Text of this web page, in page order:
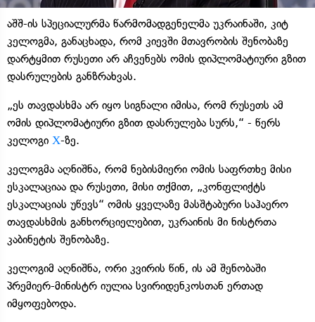
აშშ-ის სპეციალურმა წარმომადგენელმა უკრაინაში, კიტ
კელოგმა, განაცხადა, რომ კიევში მთავრობის შენობაზე
დარტყმით რუსეთი არ აჩვენებს ომის დიპლომატიური გზით
დასრულების განზრახვას.
„ეს თავდასხმა არ იყო სიგნალი იმისა, რომ რუსეთს ამ
ომის დიპლომატიური გზით დასრულება სურს,“ - წერს
კელოგი Х-ზე.
კელოგმა აღნიშნა, რომ ნებისმიერი ომის საფრთხე მისი
ესკალაციაა და რუსეთი, მისი თქმით, „კონფლიქტს
ესკალაციას უწევს“ ომის ყველაზე მასშტაბური საჰაერო
თავდასხმის განხორციელებით, უკრაინის მი ნისტრთა
კაბინეტის შენობაზე.
კელოგიმ აღნიშნა, ორი კვირის წინ, ის ამ შენობაში
პრემიერ-მინისტრ იულია სვირიდენკოსთან ერთად
იმყოფებოდა.